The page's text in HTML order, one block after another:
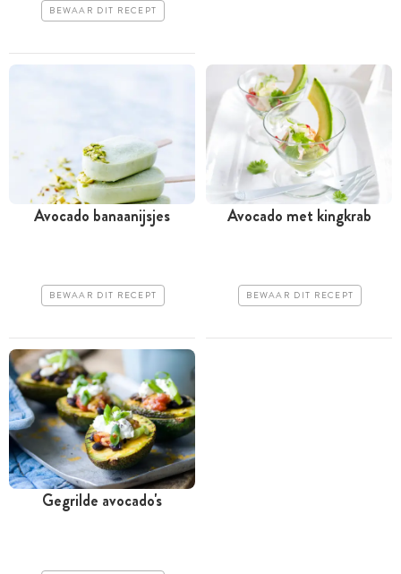
BEWAAR DIT RECEPT
Avocado banaanijsjes
BEWAAR DIT RECEPT
Avocado met kingkrab
BEWAAR DIT RECEPT
Gegrilde avocado's